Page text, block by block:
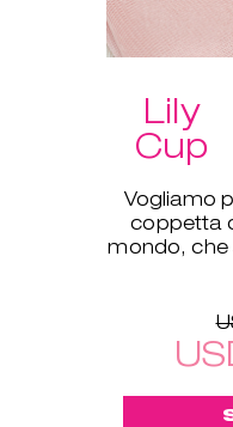
Lily
Cup
Vogliamo
coppetta
mondo, che